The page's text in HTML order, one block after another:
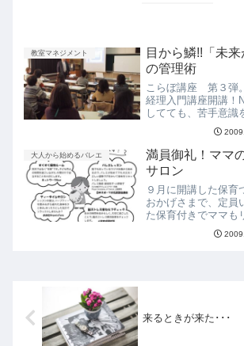
教室マネジメント
目から鱗!!「未
の管理術
こらぼ講座 第３弾
経理入門講座開講！
してても、苦手意識
いオカネの管理。
てみよう!というこ
た方は、かな～り勇
下さったはず。あな
大人から始めるバレエ
満員御礼！ママ
サロン
９月に開講した保育
おかげさまで、定員
た保育付きでママも
オ体操から始めるや
なお、保育はありま
来るときが来た･･･